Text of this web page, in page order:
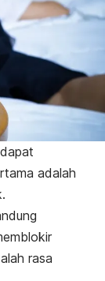
adalah
rasa